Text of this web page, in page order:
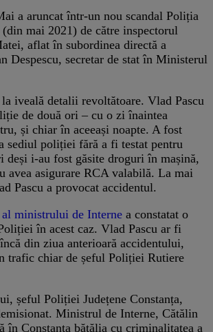
a aruncat într-un nou scandal Poliția
(din mai 2021) de către inspectorul
aflat în subordinea directă a
Despescu, secretar de stat în Ministerul
iveală detalii revoltătoare. Vlad Pascu
de două ori – cu o zi înaintea
și chiar în aceeași noapte. A fost
sediul poliției fără a fi testat pentru
deși i-au fost găsite droguri în mașină,
avea asigurare RCA valabilă. La mai
Pascu a provocat accidentul.
ministrului de Interne a constatat o
în acest caz. Vlad Pascu ar fi
din ziua anterioară accidentului,
trafic chiar de șeful Poliției Rutiere
șeful Poliției Județene Constanța,
Ministrul de Interne, Cătălin
în Constanţa bătălia cu criminalitatea a